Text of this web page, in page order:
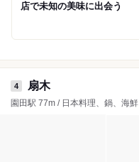
店で未知の美味に出会う
4 扇木
園田駅 77m / 日本料理、鍋、海鮮